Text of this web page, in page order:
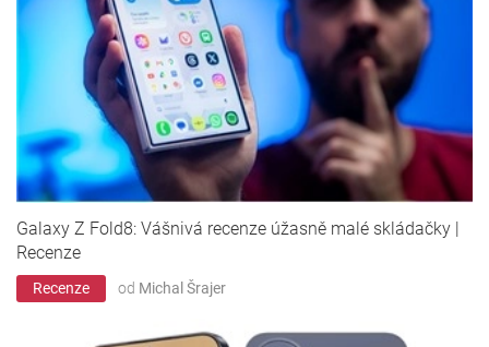
Galaxy Z Fold8: Vášnivá recenze úžasně malé skládačky |
Recenze
Recenze od Michal Šrajer